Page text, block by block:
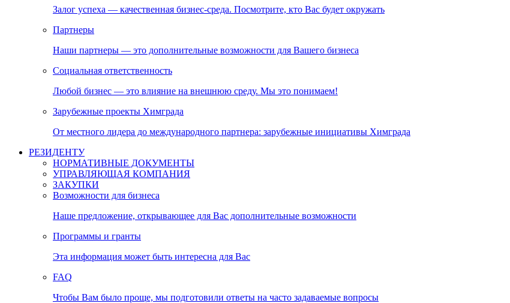
Залог успеха — качественная бизнес-среда. Посмотрите, кто Вас будет окружать
Партнеры
Наши партнеры — это дополнительные возможности для Вашего бизнеса
Социальная ответственность
Любой бизнес — это влияние на внешнюю среду. Мы это понимаем!
Зарубежные проекты Химграда
От местного лидера до международного партнера: зарубежные инициативы Химграда
РЕЗИДЕНТУ
НОРМАТИВНЫЕ ДОКУМЕНТЫ
УПРАВЛЯЮЩАЯ КОМПАНИЯ
ЗАКУПКИ
Возможности для бизнеса
Наше предложение, открывающее для Вас дополнительные возможности
Программы и гранты
Эта информация может быть интересна для Вас
FAQ
Чтобы Вам было проще, мы подготовили ответы на часто задаваемые вопросы